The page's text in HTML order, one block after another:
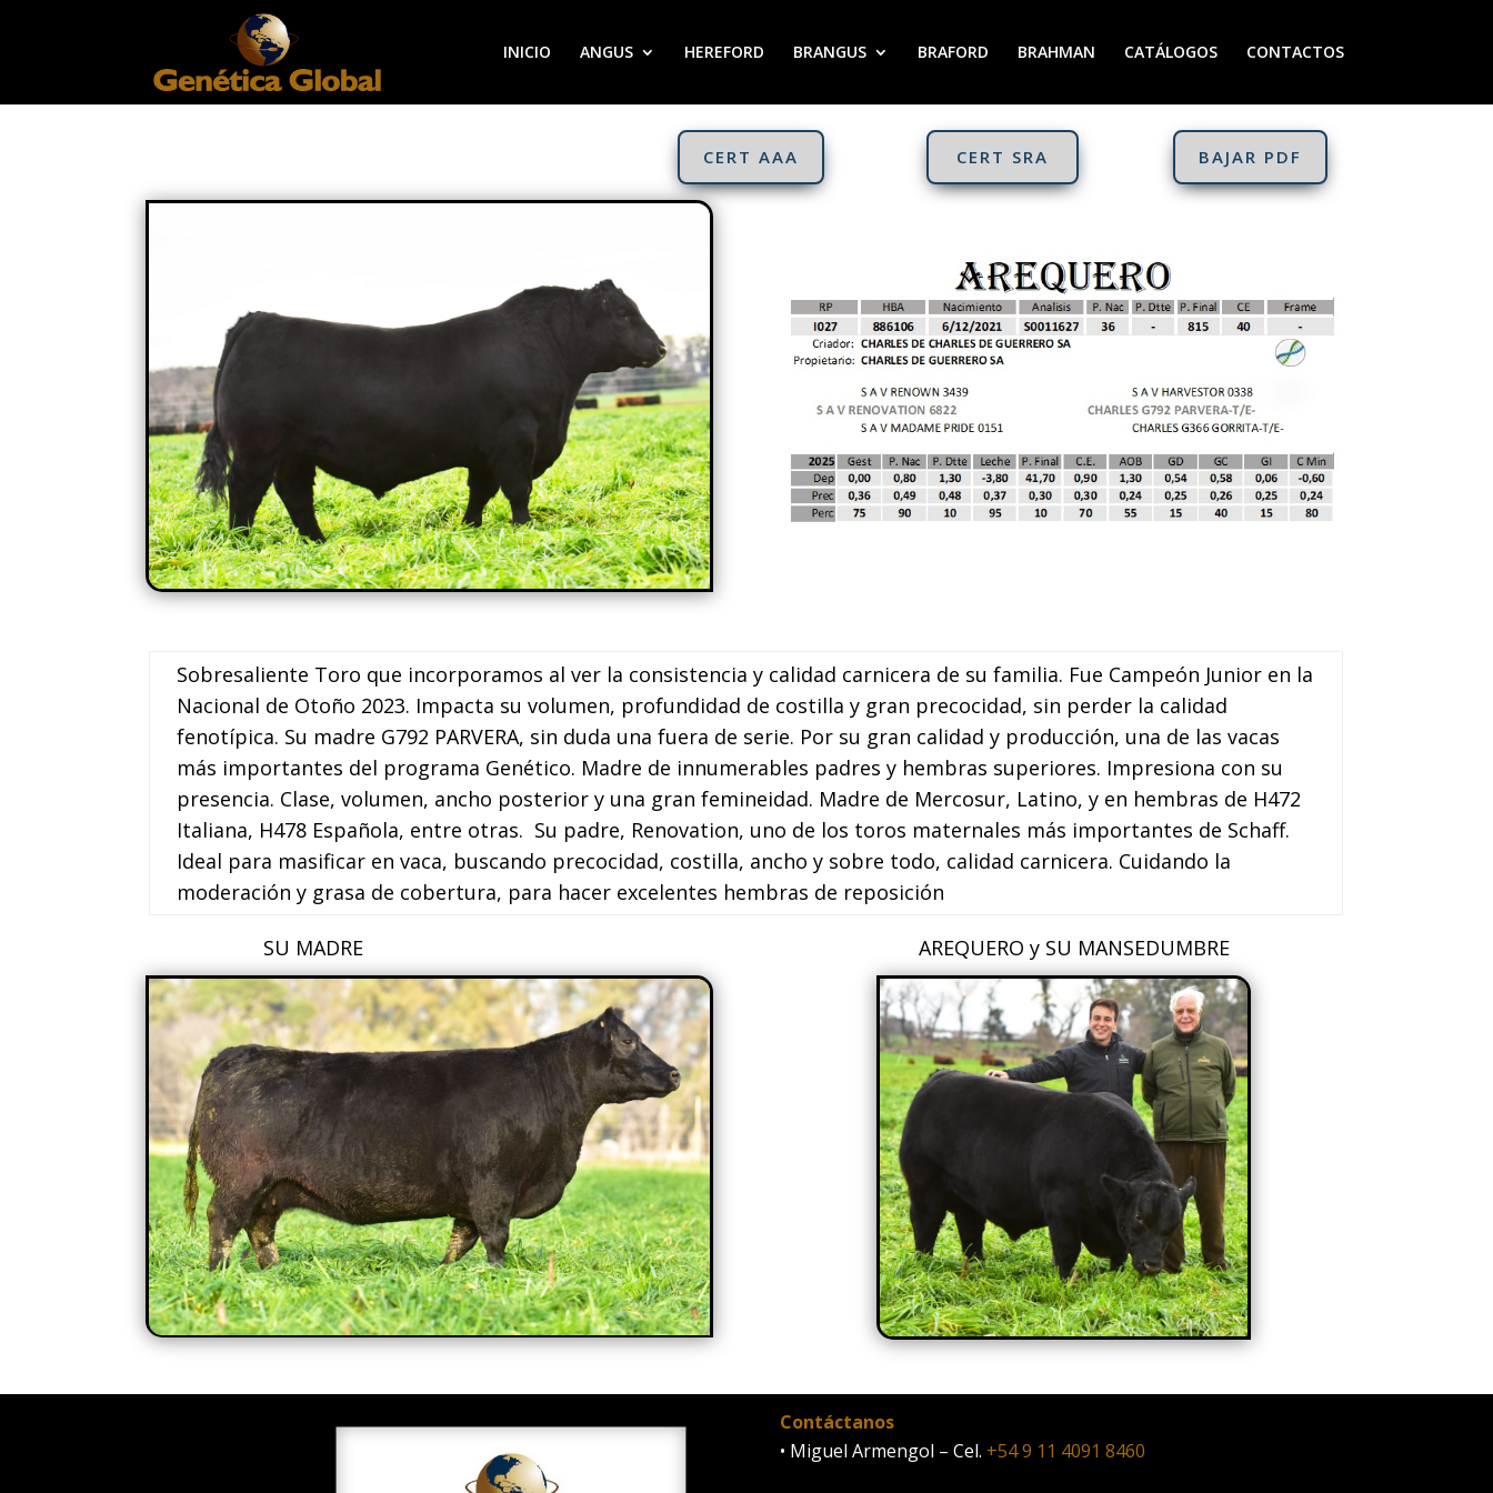
INICIO ANGUS HEREFORD BRANGUS BRAFORD BRAHMAN CATÁLOGOS CONTACTOS
CERT AAA CERT SRA BAJAR PDF
Sobresaliente Toro que incorporamos al ver la consistencia y calidad carnicera de su familia. Fue Campeón Junior en la
Nacional de Otoño 2023. Impacta su volumen, profundidad de costilla y gran precocidad, sin perder la calidad
fenotípica. Su madre G792 PARVERA, sin duda una fuera de serie. Por su gran calidad y producción, una de las vacas
más importantes del programa Genético. Madre de innumerables padres y hembras superiores. Impresiona con su
presencia. Clase, volumen, ancho posterior y una gran femineidad. Madre de Mercosur, Latino, y en hembras de H472
Italiana, H478 Española, entre otras. Su padre, Renovation, uno de los toros maternales más importantes de Schaff.
Ideal para masificar en vaca, buscando precocidad, costilla, ancho y sobre todo, calidad carnicera. Cuidando la
moderación y grasa de cobertura, para hacer excelentes hembras de reposición
SU MADRE AREQUERO y SU MANSEDUMBRE
Contáctanos
• Miguel Armengol – Cel. +54 9 11 4091 8460